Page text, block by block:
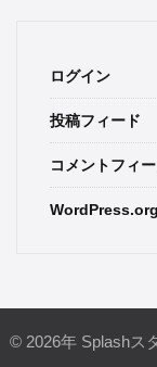
ログイン
投稿フィード
コメントフィ
WordPress.org
© 2026年 Splashス